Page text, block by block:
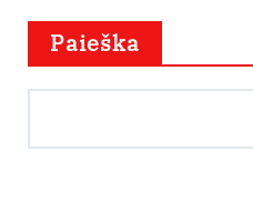
Paieška